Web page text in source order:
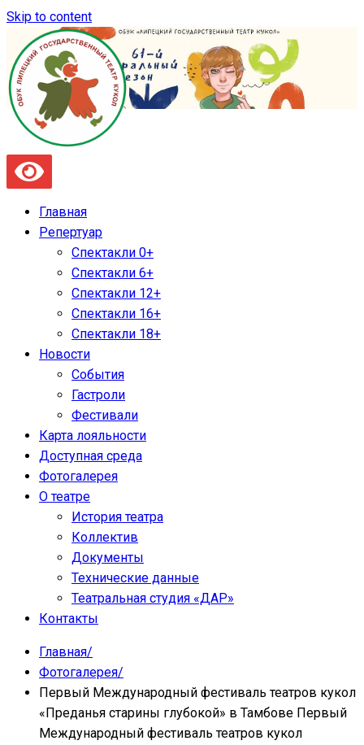
Skip to content
Главная
Репертуар
Спектакли 0+
Спектакли 6+
Спектакли 12+
Спектакли 16+
Спектакли 18+
Новости
События
Гастроли
Фестивали
Карта лояльности
Доступная среда
Фотогалерея
О театре
История театра
Коллектив
Документы
Технические данные
Театральная студия «ДАР»
Контакты
Главная/
Фотогалерея/
Первый Международный фестиваль театров кукол
«Преданья старины глубокой» в Тамбове Первый
Международный фестиваль театров кукол